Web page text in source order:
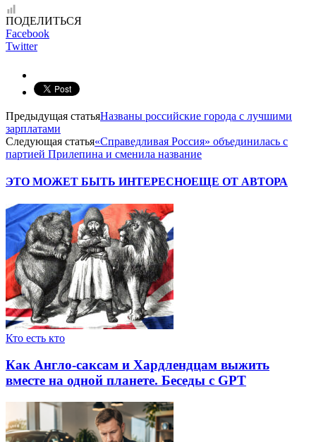
ПОДЕЛИТЬСЯ
Facebook
Twitter
Предыдущая статьяНазваны российские города с лучшими
зарплатами
Следующая статья«Справедливая Россия» объединилась с
партией Прилепина и сменила название
ЭТО МОЖЕТ БЫТЬ ИНТЕРЕСНОЕЩЕ ОТ АВТОРА
Кто есть кто
Как Англо-саксам и Хардлендцам выжить
вместе на одной планете. Беседы с GPT